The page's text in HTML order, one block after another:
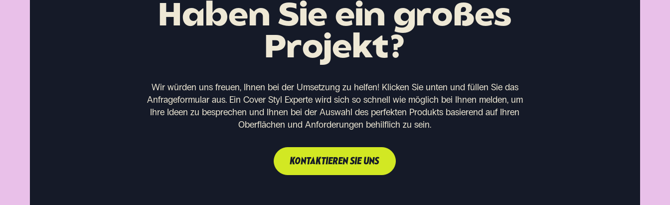
Haben Sie ein großes
Projekt?
Wir würden uns freuen, Ihnen bei der Umsetzung zu helfen! Klicken Sie unten und füllen Sie das
Anfrageformular aus. Ein Cover Styl Experte wird sich so schnell wie möglich bei Ihnen melden, um
Ihre Ideen zu besprechen und Ihnen bei der Auswahl des perfekten Produkts basierend auf Ihren
Oberflächen und Anforderungen behilflich zu sein.
KONTAKTIEREN SIE UNS